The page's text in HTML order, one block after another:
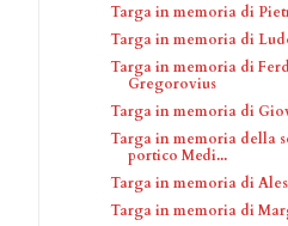
Targa in memoria di
Targa in memoria di
Targa in memoria di
Gregorovius
Targa in memoria di
Targa in memoria della
portico Medi...
Targa in memoria di
Targa in memoria di